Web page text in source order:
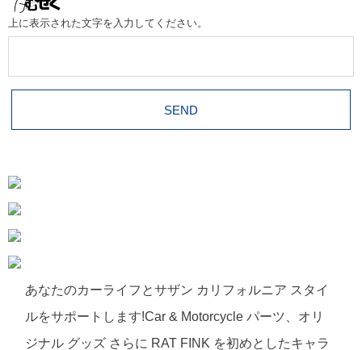
上に表示された文字を入力してください。
あなたのカーライフとサザン カリフォルニア スタイ
ルをサポートします!Car & Motorcycle パーツ、オリ
ジナル グッズ さらに RAT FINK を初めとしたキャラ